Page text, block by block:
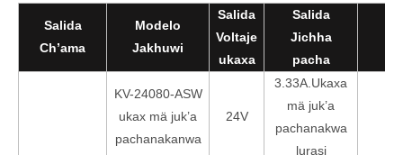
Salida
Ch’ama
Modelo
Jakhuwi
Salida
Voltaje
ukaxa
Salida
Jichha
pacha
KV-24080-ASW
ukax mä juk’a
pachanakanwa
24V
3.33A.Ukaxa
mä juk’a
pachanakwa
lurasi